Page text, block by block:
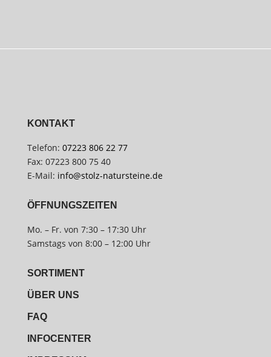
KONTAKT
Telefon: 07223 806 22 77
Fax: 07223 800 75 40
E-Mail: info@stolz-natursteine.de
ÖFFNUNGSZEITEN
Mo. – Fr. von 7:30 – 17:30 Uhr
Samstags von 8:00 – 12:00 Uhr
SORTIMENT
ÜBER UNS
FAQ
INFOCENTER